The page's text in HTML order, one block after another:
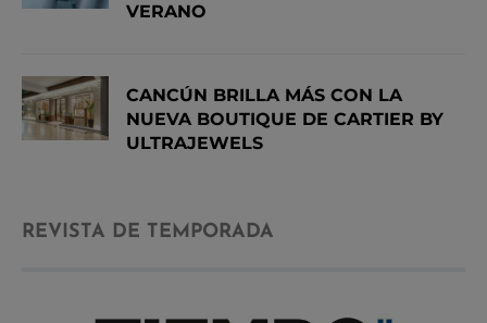
VERANO
CANCÚN BRILLA MÁS CON LA
NUEVA BOUTIQUE DE CARTIER BY
ULTRAJEWELS
REVISTA DE TEMPORADA